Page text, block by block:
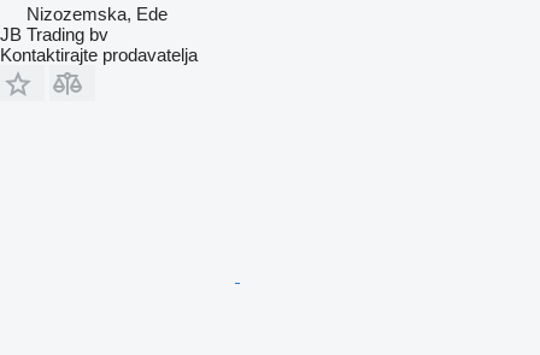
Nizozemska, Ede
JB Trading bv
Kontaktirajte prodavatelja